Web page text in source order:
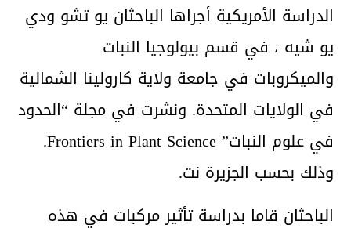
الدراسة الأمريكية أجراها الباحثان يو تشو ودي
يو شيه ، في قسم بيولوجيا النبات
والميكروبات في جامعة ولاية كارولينا الشمالية
في الولايات المتحدة. ونشرت في مجلة “الحدود
في علوم النبات” Frontiers in Plant Science.
وذلك بحسب الجزيرة نت.
الباحثان قاما بدراسة تأثير مركبات في هذه